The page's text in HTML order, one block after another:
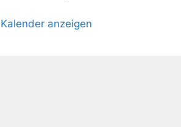
Kalender anzeigen